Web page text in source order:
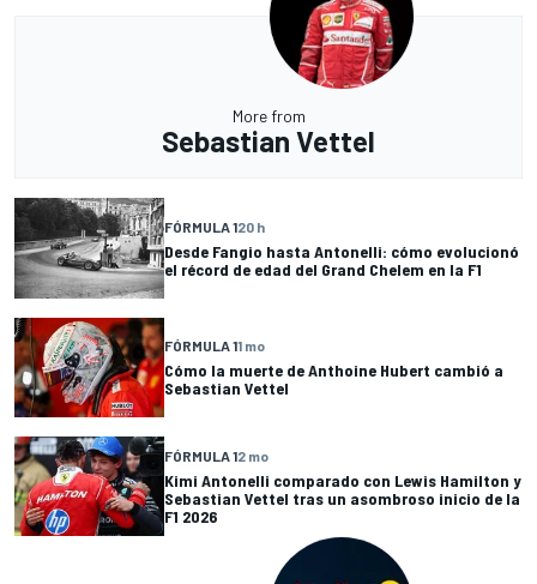
More from
Sebastian Vettel
FÓRMULA 120 h
Desde Fangio hasta Antonelli: cómo evolucionó
el récord de edad del Grand Chelem en la F1
FÓRMULA 11 mo
Cómo la muerte de Anthoine Hubert cambió a
Sebastian Vettel
FÓRMULA 12 mo
Kimi Antonelli comparado con Lewis Hamilton y
Sebastian Vettel tras un asombroso inicio de la
F1 2026